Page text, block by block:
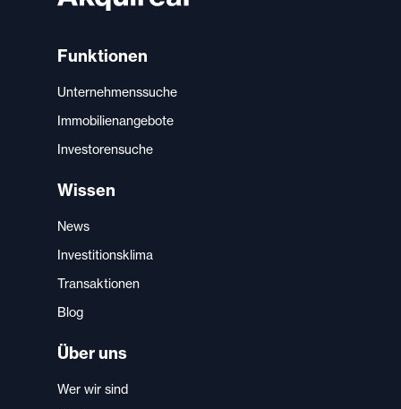
Funktionen
Unternehmenssuche
Immobilienangebote
Investorensuche
Wissen
News
Investitionsklima
Transaktionen
Blog
Über uns
Wer wir sind